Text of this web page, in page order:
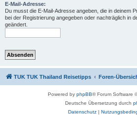
E-Mail-Adresse:
Du musst die E-Mail-Adresse angeben, die in deinem
bei der Registrierung angegeben oder nachträglich in
geändert.
TUK TUK Thailand Reisetipps Foren-
Powered by phpBB® Forum Software
Deutsche Übersetzung durch
Datenschutz|